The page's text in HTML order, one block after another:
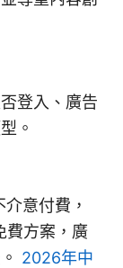
登入、廣告
。
意付費，
費方案，廣
2026年中